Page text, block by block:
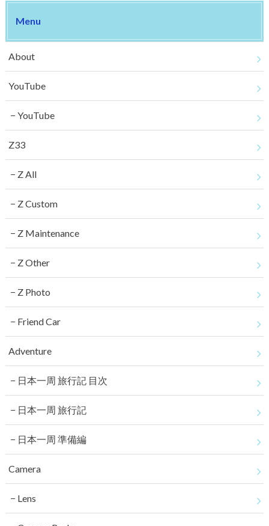
Menu
About
YouTube
YouTube
Z33
Z All
Z Custom
Z Maintenance
Z Other
Z Photo
Friend Car
Adventure
日本一周 旅行記 目次
日本一周 旅行記
日本一周 準備編
Camera
Lens